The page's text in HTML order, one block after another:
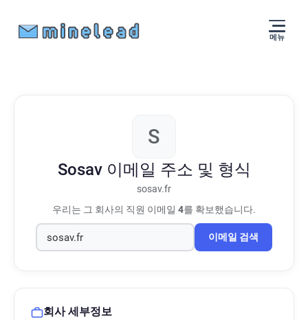
메뉴
S
Sosav 이메일 주소 및 형식
sosav.fr
우리는 그 회사의 직원 이메일 4를 확보했습니다.
이메일 검색
회사 세부정보